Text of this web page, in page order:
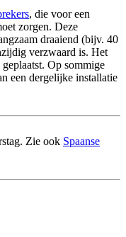
, die voor een
zorgen. Deze
draaiend (bijv. 40
verzwaard is. Het
Op sommige
een dergelijke installatie
Zie ook Spaanse